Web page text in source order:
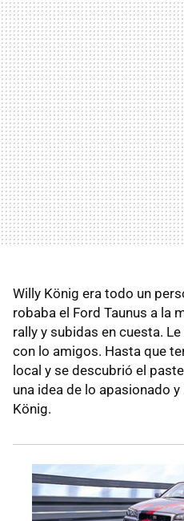
Willy König era todo un
robaba el Ford Taunus a la
rally y subidas en cuesta.
con lo amigos. Hasta que
local y se descubrió el
una idea de lo apasionado
König.